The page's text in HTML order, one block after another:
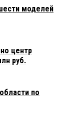
моделей
центр
руб.
по